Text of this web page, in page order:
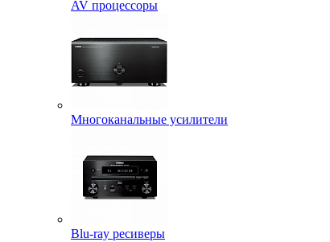
AV процессоры
Многоканальные усилители
Blu-ray ресиверы